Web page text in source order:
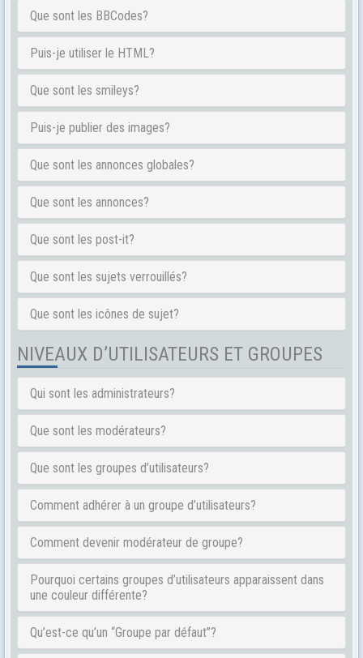
Que sont les BBCodes?
Puis-je utiliser le HTML?
Que sont les smileys?
Puis-je publier des images?
Que sont les annonces globales?
Que sont les annonces?
Que sont les post-it?
Que sont les sujets verrouillés?
Que sont les icônes de sujet?
NIVEAUX D’UTILISATEURS ET GROUPES
Qui sont les administrateurs?
Que sont les modérateurs?
Que sont les groupes d’utilisateurs?
Comment adhérer à un groupe d’utilisateurs?
Comment devenir modérateur de groupe?
Pourquoi certains groupes d’utilisateurs apparaissent dans
une couleur différente?
Qu’est-ce qu’un “Groupe par défaut”?